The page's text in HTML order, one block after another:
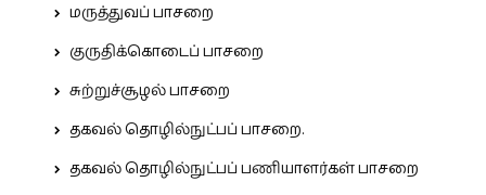
மருத்துவப் பாசறை
குருதிக்கொடைப் பாசறை
சுற்றுச்சூழல் பாசறை
தகவல் தொழில்நுட்பப் பாசறை.
தகவல் தொழில்நுட்பப் பணியாளர்கள் பாசறை